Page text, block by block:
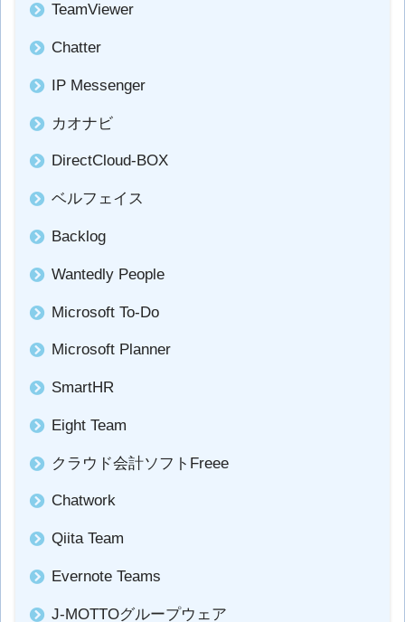
TeamViewer
Chatter
IP Messenger
カオナビ
DirectCloud-BOX
ベルフェイス
Backlog
Wantedly People
Microsoft To-Do
Microsoft Planner
SmartHR
Eight Team
クラウド会計ソフトFreee
Chatwork
Qiita Team
Evernote Teams
J-MOTTOグループウェア